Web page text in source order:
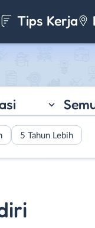
Tips Kerja
5 Tahun Lebih